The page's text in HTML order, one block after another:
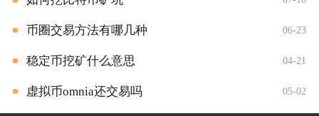
币圈交易方法有哪几种 06-23
稳定币挖矿什么意思 04-21
虚拟币omnia还交易吗 05-02